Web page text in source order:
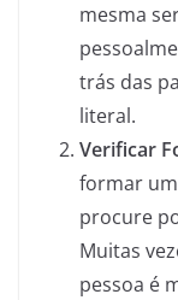
mesma
trás das
literal.
Verificar
formar
procure
Muitas
pessoa é